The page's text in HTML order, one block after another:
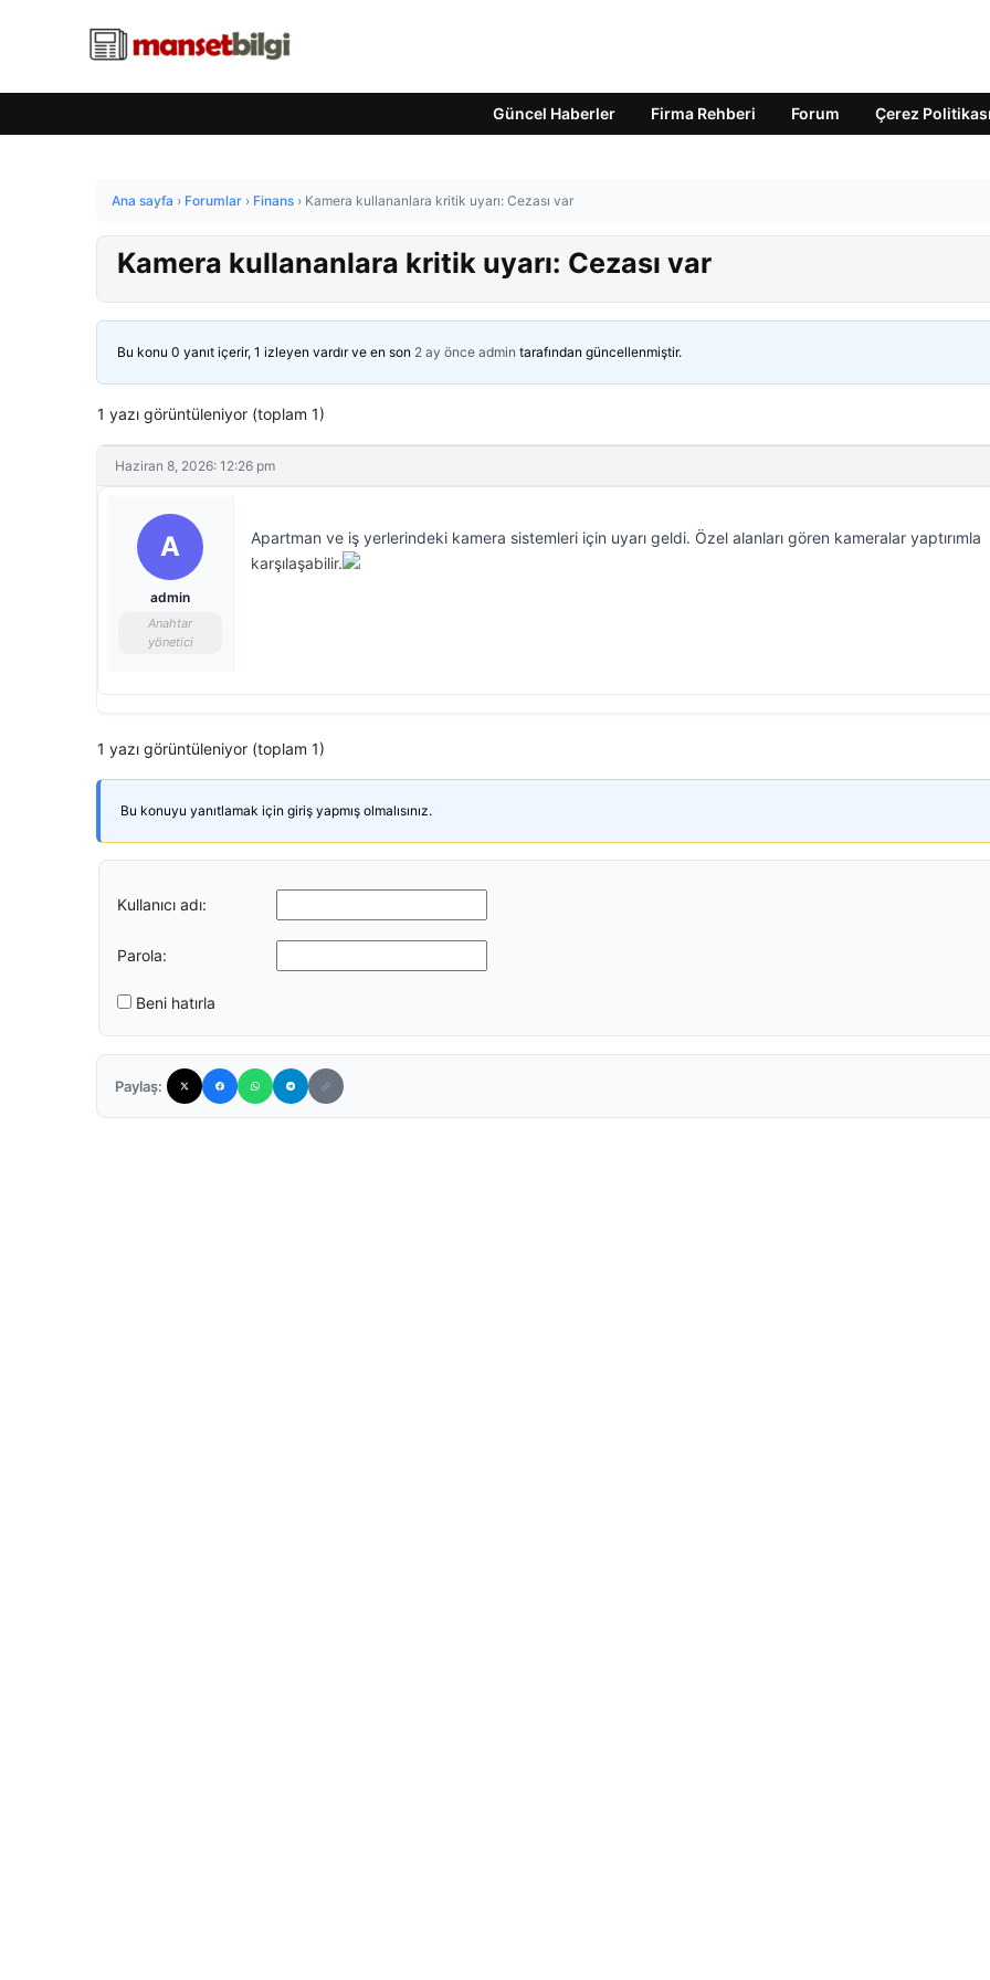
Güncel Haberler Firma Rehberi Forum Çerez Politikası
Ana sayfa › Forumlar › Finans › Kamera kullananlara kritik uyarı: Cezası var
Kamera kullananlara kritik uyarı: Cezası var
Bu konu 0 yanıt içerir, 1 izleyen vardır ve en son 2 ay önce admin tarafından güncellenmiştir.
1 yazı görüntüleniyor (toplam 1)
Haziran 8, 2026: 12:26 pm
A
admin
Anahtar
yönetici
Apartman ve iş yerlerindeki kamera sistemleri için uyarı geldi. Özel alanları gören kameralar yaptırımla
karşılaşabilir.
1 yazı görüntüleniyor (toplam 1)
Bu konuyu yanıtlamak için giriş yapmış olmalısınız.
Kullanıcı adı:
Parola:
Beni hatırla
Paylaş: